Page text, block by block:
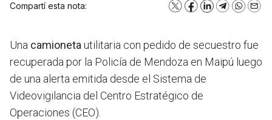
Compartí esta nota: X Facebook
LinkedInTelegram
Una camioneta utilitaria con pedido de secuestro fue
recuperada por la Policía de Mendoza en Maipú luego
de una alerta emitida desde el Sistema de
Videovigilancia del Centro Estratégico de
Operaciones (CEO).